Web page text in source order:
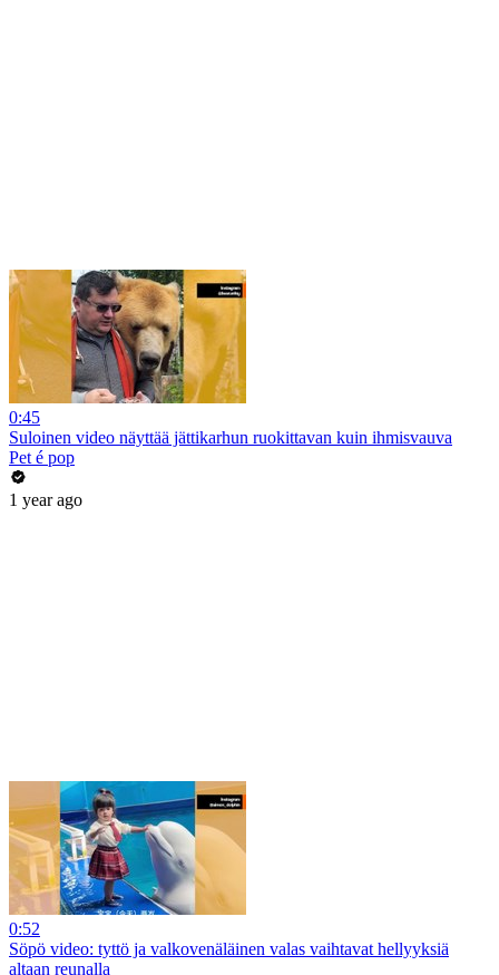
0:45
Suloinen video näyttää jättikarhun ruokittavan kuin ihmisvauva
Pet é pop
1 year ago
0:52
Söpö video: tyttö ja valkovenäläinen valas vaihtavat hellyyksiä
altaan reunalla